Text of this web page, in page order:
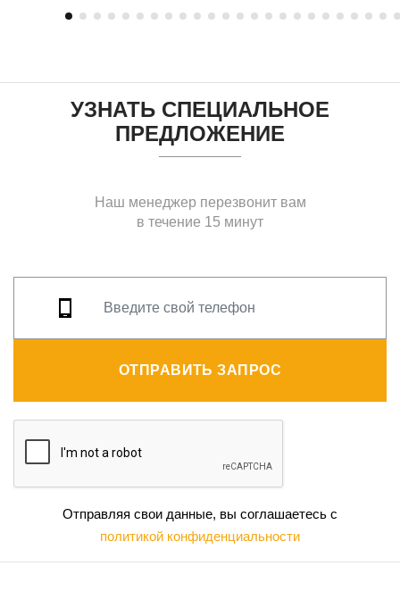
УЗНАТЬ СПЕЦИАЛЬНОЕ
ПРЕДЛОЖЕНИЕ
Наш менеджер перезвонит вам
в течение 15 минут
ОТПРАВИТЬ ЗАПРОС
Отправляя свои данные, вы соглашаетесь с
политикой конфиденциальности